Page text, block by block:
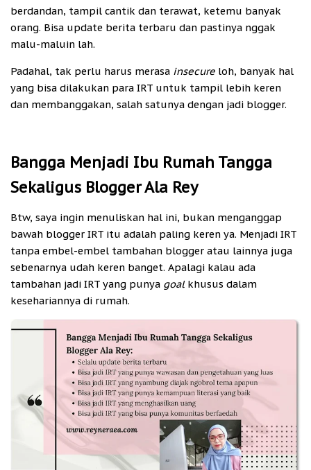
berdandan, tampil cantik dan terawat, ketemu banyak
orang. Bisa update berita terbaru dan pastinya nggak
malu-maluin lah.
Padahal, tak perlu harus merasa insecure loh, banyak hal
yang bisa dilakukan para IRT untuk tampil lebih keren
dan membanggakan, salah satunya dengan jadi blogger.
Bangga Menjadi Ibu Rumah Tangga
Sekaligus Blogger Ala Rey
Btw, saya ingin menuliskan hal ini, bukan menganggap
bawah blogger IRT itu adalah paling keren ya. Menjadi IRT
tanpa embel-embel tambahan blogger atau lainnya juga
sebenarnya udah keren banget. Apalagi kalau ada
tambahan jadi IRT yang punya goal khusus dalam
kesehariannya di rumah.